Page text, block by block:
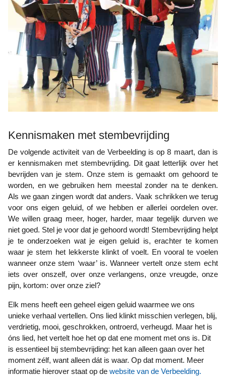
Kennismaken met stembevrijding
De volgende activiteit van de Verbeelding is op 8 maart, dan is
er kennismaken met stembevrijding. Dit gaat letterlijk over het
bevrijden van je stem. Onze stem is gemaakt om gehoord te
worden, en we gebruiken hem meestal zonder na te denken.
Als we gaan zingen wordt dat anders. Vaak schrikken we terug
voor ons eigen geluid, of we hebben er allerlei oordelen over.
We willen graag meer, hoger, harder, maar tegelijk durven we
niet goed. Stel je voor dat je gehoord wordt! Stembevrijding helpt
je te onderzoeken wat je eigen geluid is, erachter te komen
waar je stem het lekkerste klinkt of voelt. En vooral te voelen
wanneer onze stem ‘waar’ is. Wanneer vertelt onze stem echt
iets over onszelf, over onze verlangens, onze vreugde, onze
pijn, kortom: over onze ziel?
Elk mens heeft een geheel eigen geluid waarmee we ons
unieke verhaal vertellen. Ons lied klinkt misschien verlegen, blij,
verdrietig, mooi, geschrokken, ontroerd, verheugd. Maar het is
óns lied, het vertelt hoe het op dat ene moment met ons is. Dit
is essentieel bij stembevrijding: het kan alleen gaan over het
moment zélf, want alleen dát is waar. Op dat moment. Meer
informatie hierover staat op de website van de Verbeelding.